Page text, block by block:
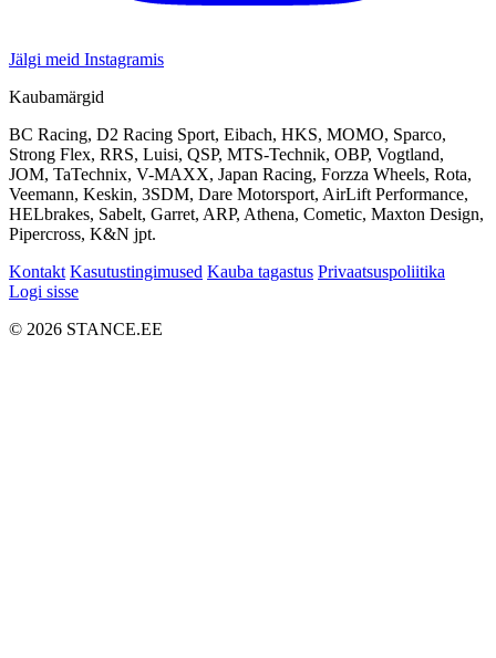
Jälgi meid Instagramis
Kaubamärgid
BC Racing, D2 Racing Sport, Eibach, HKS, MOMO, Sparco,
Strong Flex, RRS, Luisi, QSP, MTS-Technik, OBP, Vogtland,
JOM, TaTechnix, V-MAXX, Japan Racing, Forzza Wheels, Rota,
Veemann, Keskin, 3SDM, Dare Motorsport, AirLift Performance,
HELbrakes, Sabelt, Garret, ARP, Athena, Cometic, Maxton Design,
Pipercross, K&N jpt.
Kontakt Kasutustingimused Kauba tagastus Privaatsuspoliitika
Logi sisse
© 2026 STANCE.EE